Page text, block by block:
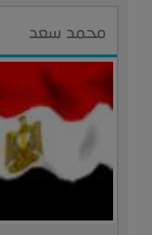
محمد سعد